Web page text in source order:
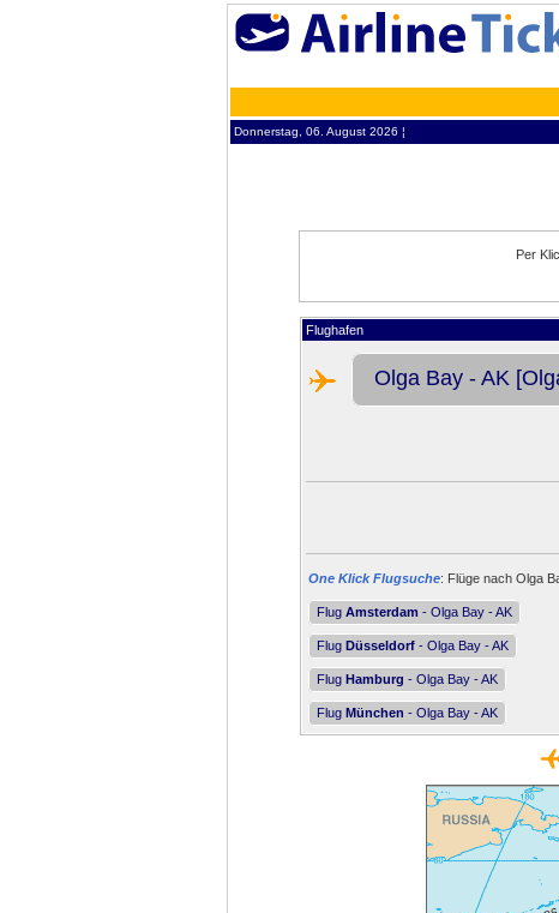
Donnerstag, 06. August 2026 ¦
Per
Flughafen
Olga Bay - AK
One Klick Flugsuche: Flüge nach Olga
Flug Amsterdam - Olga Bay - AK
Flug Düsseldorf - Olga Bay - AK
Flug Hamburg - Olga Bay - AK
Flug München - Olga Bay - AK